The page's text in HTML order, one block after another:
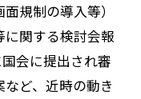
規制の導入等）
関する検討会報
会に提出され審
ど、近時の動き